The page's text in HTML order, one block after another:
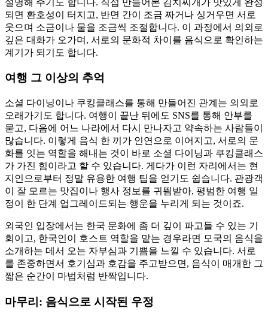
되면 환호성이 터지고, 반면 간이 조금 짜거나 싱거우면 서로
웃으며 소금이나 물을 조금씩 조절합니다. 이 과정에서 의외로
깊은 대화가 오가며, 서로의 문화적 차이를 음식으로 확인하는
계기가 되기도 합니다.
여행 그 이상의 추억
소셜 다이닝이나 쿠킹클래스를 통해 만들어진 관계는 의외로
오래가기도 합니다. 여행이 끝난 뒤에도 SNS를 통해 안부를
묻고, 다음에 어느 나라에서 다시 만나자고 약속하는 사람들이
많습니다. 이렇게 음식 한 끼가 인연으로 이어지고, 서로의 문
화를 잇는 역할을 해내는 것이 바로 소셜 다이닝과 쿠킹클래스
가 가진 힘이라고 할 수 있습니다. 게다가 이런 자리에서는 현
지인으로부터 정말 유용한 여행 팁을 얻기도 쉽습니다. 관광객
이 잘 모르는 맛집이나 행사 정보를 귀띔받아, 평범한 여행 일
정이 한 단계 업그레이드되는 행운을 누리게 되는 것이죠.
외국인 입장에서는 한국 문화에 좀 더 깊이 파고들 수 있는 기
회이고, 한국인이 호스트 역할을 맡는 경우라면 모국의 음식을
소개하는 데서 오는 자부심과 기쁨을 느낄 수 있습니다. 서로
를 존중하면서 호기심과 호감을 주고받으면, 음식이 매개한 그
짧은 순간이 마법처럼 반짝입니다.
마무리: 음식으로 시작된 우정